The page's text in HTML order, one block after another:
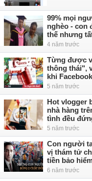
99% mọi
nghèo - con
thế nhưng
4 năm trước
Từng được
thông thái",
khi
5 năm trước
Hot vlogger
nhà hàng
tình đều
5 năm trước
Con người
vị thám tử
tiền bảo
6 năm trước